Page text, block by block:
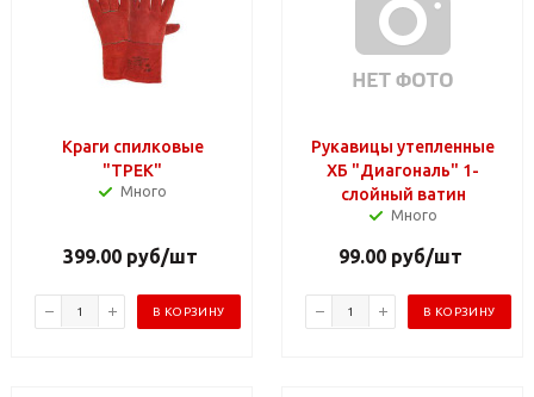
Краги спилковые
"ТРЕК"
Много
399.00руб/шт
В КОРЗИНУ
Рукавицы утепленные
ХБ "Диагональ" 1-
слойный ватин
Много
99.00 руб/шт
В КОРЗИНУ